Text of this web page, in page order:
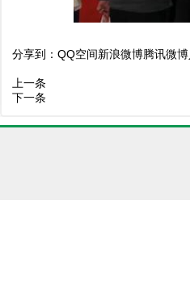
分享到： QQ空间新浪微博腾讯微博
上一条
下一条